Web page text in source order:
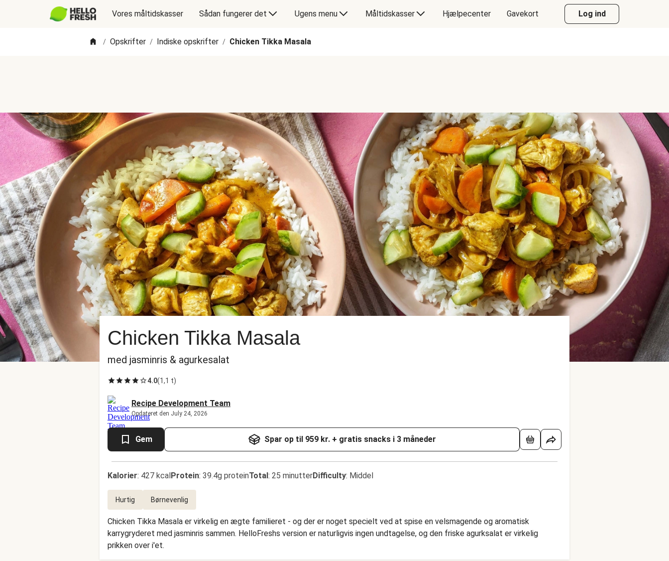
Vores måltidskasser Sådan fungerer det Ugens menu Måltidskasser Hjælpecenter Gavekort Log ind
/ Opskrifter / Indiske opskrifter / Chicken Tikka Masala
Chicken Tikka Masala
med jasminris & agurkesalat
4.0(1,1 t)
Recipe Development Team
Opdateret den July 24, 2026
Gem Spar op til 959 kr. + gratis snacks i 3 måneder
Kalorier: 427 kcalProtein: 39.4g proteinTotal: 25 minutterDifficulty: Middel
Hurtig Børnevenlig
Chicken Tikka Masala er virkelig en ægte familieret - og der er noget specielt ved at spise en velsmagende og aromatisk
karrygryderet med jasminris sammen. HelloFreshs version er naturligvis ingen undtagelse, og den friske agurksalat er virkelig
prikken over i'et.